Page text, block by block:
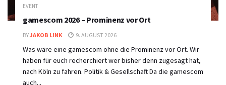
EVENT
gamescom 2026 – Prominenz vor Ort
BYJAKOB LINK 9. AUGUST 2026
Was wäre eine gamescom ohne die Prominenz vor Ort. Wir
haben für euch recherchiert wer bisher denn zugesagt hat,
nach Köln zu fahren. Politik & Gesellschaft Da die gamescom
auch...